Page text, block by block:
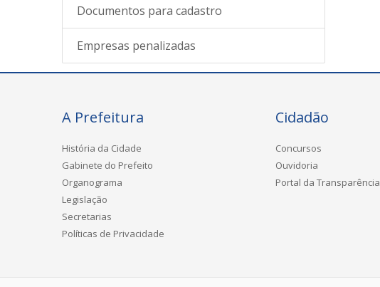
Documentos para cadastro
Empresas penalizadas
A Prefeitura
História da Cidade
Gabinete do Prefeito
Organograma
Legislação
Secretarias
Políticas de Privacidade
Cidadão
Concursos
Ouvidoria
Portal da Transparência